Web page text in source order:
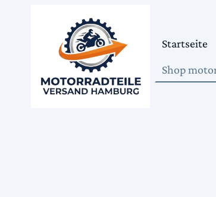
Startseite